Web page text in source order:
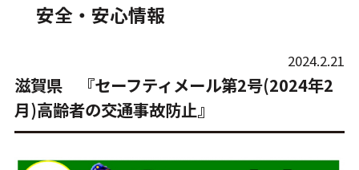
安全・安心情報
2024.2.21
滋賀県 『セーフティメール第2号(2024年2
月)高齢者の交通事故防止』